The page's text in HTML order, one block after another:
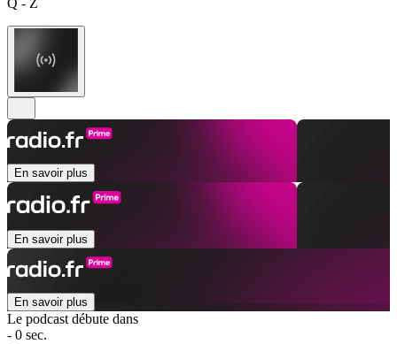
En savoir plus
En savoir plus
En savoir plus
Le podcast débute dans
- 0 sec.